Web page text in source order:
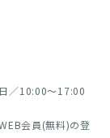
／10:00～17:00
会員(無料)の登